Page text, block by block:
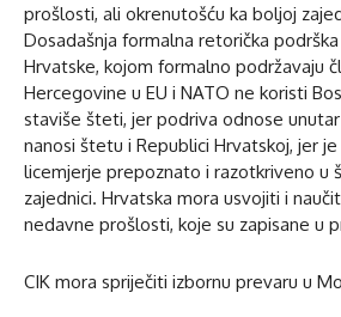
prošlosti, ali okrenutošću ka boljoj
Dosadašnja formalna retorička podrška
Hrvatske, kojom formalno podržavaju
Hercegovine u EU i NATO ne koristi
staviše šteti, jer podriva odnose unutar
nanosi štetu i Republici Hrvatskoj, jer
licemjerje prepoznato i razotkriveno u
zajednici. Hrvatska mora usvojiti i
nedavne prošlosti, koje su zapisane u
CIK mora spriječiti izbornu prevaru u